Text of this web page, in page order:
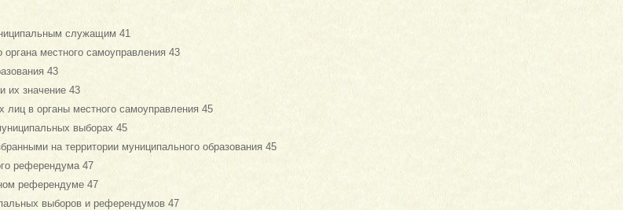
служащим 41
местного самоуправления 43
43
их значение 43
в органы местного самоуправления 45
выборах 45
на территории муниципального образования 45
референдума 47
референдуме 47
выборов и референдумов 47